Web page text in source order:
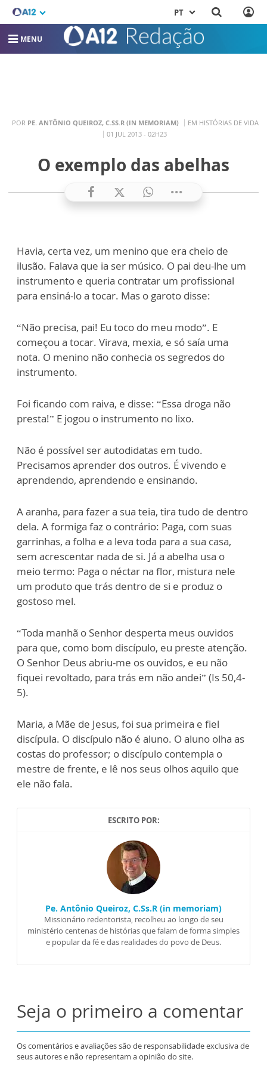
PT
MENU
POR PE. ANTÔNIO QUEIROZ, C.SS.R (IN MEMORIAM)
EM HISTÓRIAS DE VIDA
01 JUL 2013 - 02H23
O exemplo das abelhas
Havia, certa vez, um menino que era cheio de
ilusão. Falava que ia ser músico. O pai deu-lhe um
instrumento e queria contratar um profissional
para ensiná-lo a tocar. Mas o garoto disse:
“Não precisa, pai! Eu toco do meu modo”. E
começou a tocar. Virava, mexia, e só saía uma
nota. O menino não conhecia os segredos do
instrumento.
Foi ficando com raiva, e disse: “Essa droga não
presta!” E jogou o instrumento no lixo.
Não é possível ser autodidatas em tudo.
Precisamos aprender dos outros. É vivendo e
aprendendo, aprendendo e ensinando.
A aranha, para fazer a sua teia, tira tudo de dentro
dela. A formiga faz o contrário: Paga, com suas
garrinhas, a folha e a leva toda para a sua casa,
sem acrescentar nada de si. Já a abelha usa o
meio termo: Paga o néctar na flor, mistura nele
um produto que trás dentro de si e produz o
gostoso mel.
“Toda manhã o Senhor desperta meus ouvidos
para que, como bom discípulo, eu preste atenção.
O Senhor Deus abriu-me os ouvidos, e eu não
fiquei revoltado, para trás em não andei” (Is 50,4-
5).
Maria, a Mãe de Jesus, foi sua primeira e fiel
discípula. O discípulo não é aluno. O aluno olha as
costas do professor; o discípulo contempla o
mestre de frente, e lê nos seus olhos aquilo que
ele não fala.
ESCRITO POR:
Pe. Antônio Queiroz, C.Ss.R (in memoriam)
Missionário redentorista, recolheu ao longo de seu
ministério centenas de histórias que falam de forma simples
e popular da fé e das realidades do povo de Deus.
Seja o primeiro a comentar
Os comentários e avaliações são de responsabilidade exclusiva de
seus autores e não representam a opinião do site.